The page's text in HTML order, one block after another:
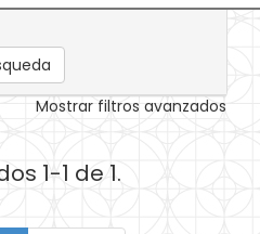
Mostrar filtros avanzados
1-1 de 1.